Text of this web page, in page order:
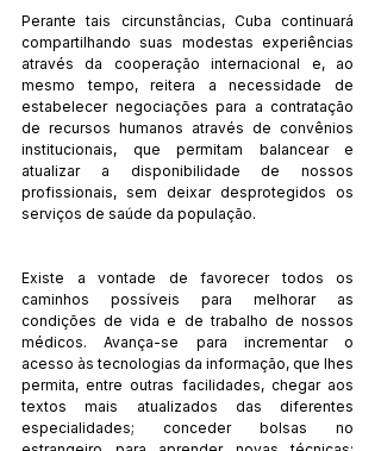
Perante tais circunstâncias, Cuba continuará
compartilhando suas modestas experiências
através da cooperação internacional e, ao
mesmo tempo, reitera a necessidade de
estabelecer negociações para a contratação
de recursos humanos através de convênios
institucionais, que permitam balancear e
atualizar a disponibilidade de nossos
profissionais, sem deixar desprotegidos os
serviços de saúde da população.
Existe a vontade de favorecer todos os
caminhos possíveis para melhorar as
condições de vida e de trabalho de nossos
médicos. Avança-se para incrementar o
acesso às tecnologias da informação, que lhes
permita, entre outras facilidades, chegar aos
textos mais atualizados das diferentes
especialidades; conceder bolsas no